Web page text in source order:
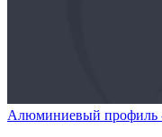
Алюминиевый профиль